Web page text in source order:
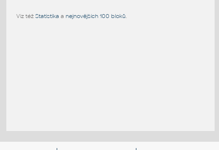
Viz též Statistika a nejnovějších 100 bloků.